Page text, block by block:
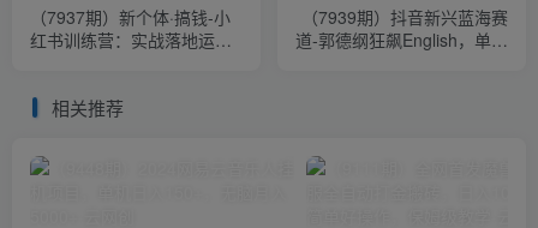
（7937期）新个体·搞钱-小
红书训练营：实战落地运营
（7939期）抖音新兴蓝海赛
道-郭德纲狂飙English，单日
相关推荐